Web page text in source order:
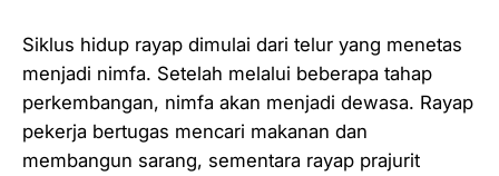
Siklus hidup rayap dimulai dari telur yang menetas
menjadi nimfa. Setelah melalui beberapa tahap
perkembangan, nimfa akan menjadi dewasa. Rayap
pekerja bertugas mencari makanan dan
membangun sarang, sementara rayap prajurit